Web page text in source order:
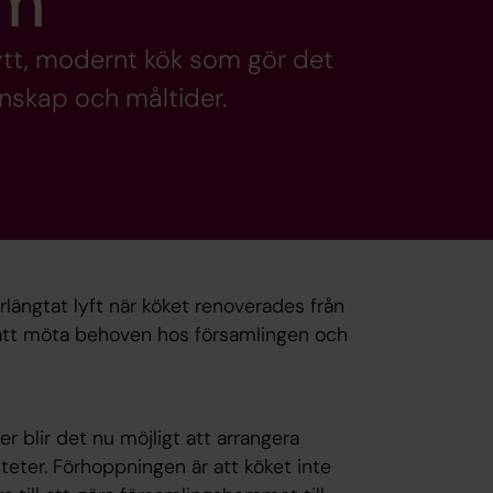
modernt kök som gör det
och måltider.
lyft när köket renoverades från
möta behoven hos församlingen och
blir det nu möjligt att arrangera
Förhoppningen är att köket inte